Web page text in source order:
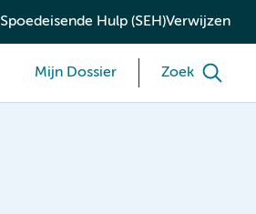
Spoedeisende Hulp (SEH)Verwijzen
Mijn Dossier Zoek